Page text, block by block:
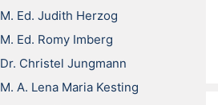
M. Ed. Judith Herzog
M. Ed. Romy Imberg
Dr. Christel Jungmann
M. A. Lena Maria Kesting